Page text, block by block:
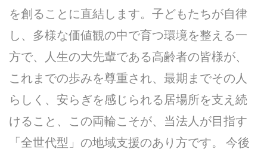
を創ることに直結します。子どもたちが自律
し、多様な価値観の中で育つ環境を整える一
方で、人生の大先輩である高齢者の皆様が、
これまでの歩みを尊重され、最期までその人
らしく、安らぎを感じられる居場所を支え続
けること、この両輪こそが、当法人が目指す
「全世代型」の地域支援のあり方です。 今後